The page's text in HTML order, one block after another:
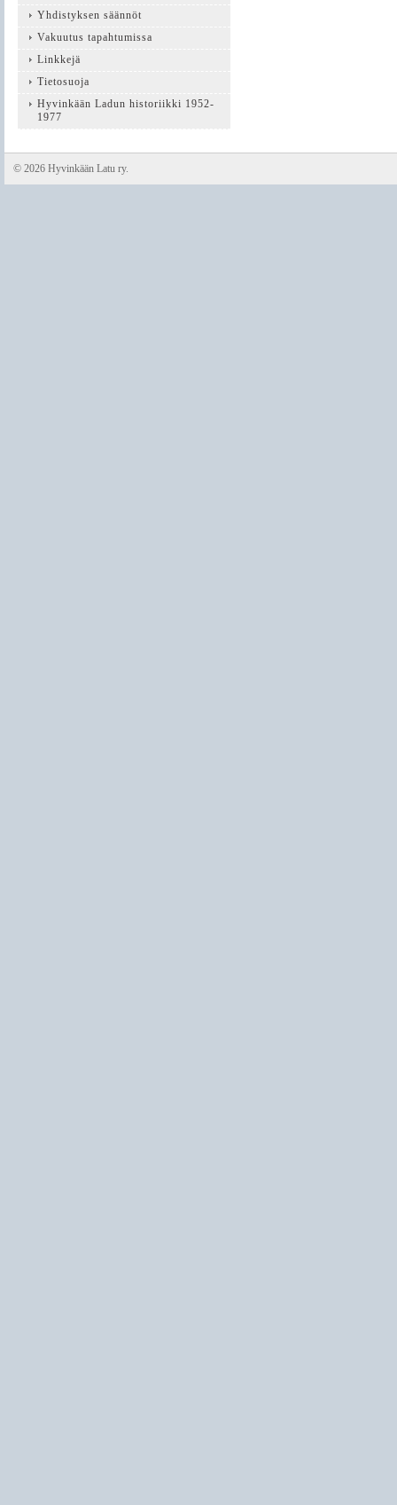
Yhdistyksen säännöt
Vakuutus tapahtumissa
Linkkejä
Tietosuoja
Hyvinkään Ladun historiikki 1952-
1977
© 2026 Hyvinkään Latu ry.